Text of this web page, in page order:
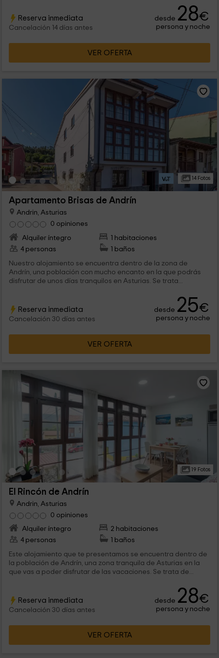
Reserva inmediata
Cancelación 14 días antes
desde 28€
persona y noche
VER OFERTA
14 Fotos
Apartamento Brisas de Andrín
Andrin, Asturias
0 opiniones
Alquiler íntegro
1 habitaciones
4 personas
1 baños
Nuestro alojamiento se encuentra dentro de la zona de
Andrín, una población con mucho encanto en la que podrás
disfrutar de unos días tranquilos en Asturias. Se trata...
Reserva inmediata
Cancelación 30 días antes
desde 25€
persona y noche
VER OFERTA
19 Fotos
El Rincón de Andrín
Andrin, Asturias
0 opiniones
Alquiler íntegro
2 habitaciones
4 personas
1 baños
Este alojamiento que te presentamos se encuentra dentro de
la población de Andrín, una zona tranquila de Asturias en la
que vas a poder disfrutar de las vacaciones. Se trata de...
Reserva inmediata
Cancelación 30 días antes
desde 28€
persona y noche
VER OFERTA